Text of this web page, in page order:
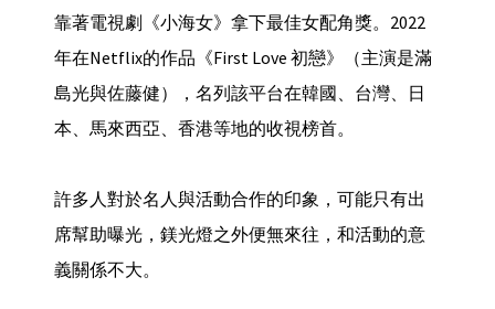
靠著電視劇《小海女》拿下最佳女配角獎。2022
年在Netflix的作品《First Love 初戀》（主演是滿
島光與佐藤健），名列該平台在韓國、台灣、日
本、馬來西亞、香港等地的收視榜首。
許多人對於名人與活動合作的印象，可能只有出
席幫助曝光，鎂光燈之外便無來往，和活動的意
義關係不大。